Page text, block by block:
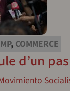
, COMMERCE
d’un